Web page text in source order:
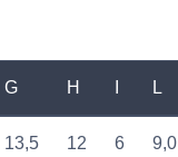
G H L
13,5 12 6 9,0